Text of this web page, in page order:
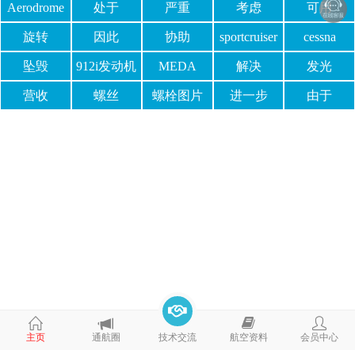
Aerodrome 处于 严重 考虑 可用
旋转 因此 协助 sportcruiser
飞机
cessna
坠毁 912i发动机 MEDA 解决 发光
营收 螺丝 螺栓图片 进一步 由于
主页 通航圈 技术交流 航空资料 会员中心